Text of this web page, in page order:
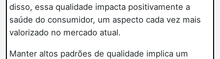
disso, essa qualidade impacta positivamente a
saúde do consumidor, um aspecto cada vez mais
valorizado no mercado atual.
Manter altos padrões de qualidade implica um